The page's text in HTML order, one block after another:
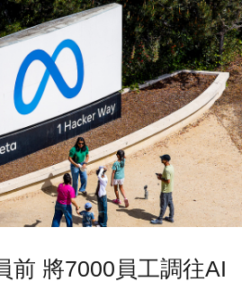
前 將7000員工調往AI